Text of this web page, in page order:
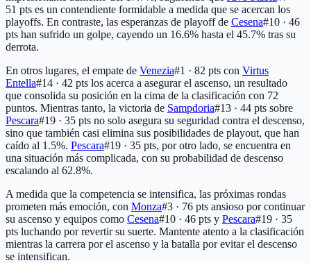
51 pts es un contendiente formidable a medida que se acercan los
playoffs. En contraste, las esperanzas de playoff de Cesena#10 · 46
pts han sufrido un golpe, cayendo un 16.6% hasta el 45.7% tras su
derrota.
En otros lugares, el empate de Venezia#1 · 82 pts con Virtus
Entella#14 · 42 pts los acerca a asegurar el ascenso, un resultado
que consolida su posición en la cima de la clasificación con 72
puntos. Mientras tanto, la victoria de Sampdoria#13 · 44 pts sobre
Pescara#19 · 35 pts no solo asegura su seguridad contra el descenso,
sino que también casi elimina sus posibilidades de playout, que han
caído al 1.5%. Pescara#19 · 35 pts, por otro lado, se encuentra en
una situación más complicada, con su probabilidad de descenso
escalando al 62.8%.
A medida que la competencia se intensifica, las próximas rondas
prometen más emoción, con Monza#3 · 76 pts ansioso por continuar
su ascenso y equipos como Cesena#10 · 46 pts y Pescara#19 · 35
pts luchando por revertir su suerte. Mantente atento a la clasificación
mientras la carrera por el ascenso y la batalla por evitar el descenso
se intensifican.